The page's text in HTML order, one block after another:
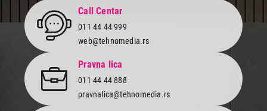
Nastavi kupovinu
Završi kupovinu
Call Centar
011 44 44 999
web@tehnomedia.rs
Pravna lica
011 44 44 888
pravnalica@tehnomedia.rs